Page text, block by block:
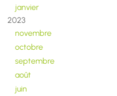
janvier
2023
novembre
octobre
septembre
août
juin